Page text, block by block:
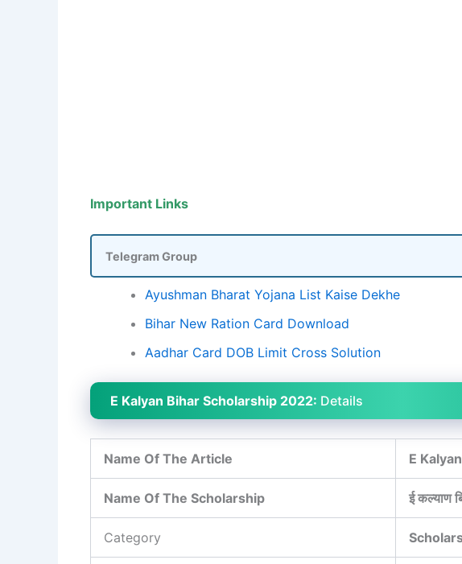
Important Links
Telegram Group
Ayushman Bharat Yojana List Kaise Dekhe
Bihar New Ration Card Download
Aadhar Card DOB Limit Cross Solution
E Kalyan Bihar Scholarship 2022: Details
Name Of The Article E
Name Of The Scholarship ई कल्याण
Category